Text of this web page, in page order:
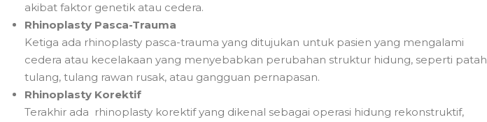
akibat faktor genetik atau cedera.
Rhinoplasty Pasca-Trauma
Ketiga ada rhinoplasty pasca-trauma yang ditujukan untuk pasien yang mengalami
cedera atau kecelakaan yang menyebabkan perubahan struktur hidung, seperti patah
tulang, tulang rawan rusak, atau gangguan pernapasan.
Rhinoplasty Korektif
Terakhir ada rhinoplasty korektif yang dikenal sebagai operasi hidung rekonstruktif,